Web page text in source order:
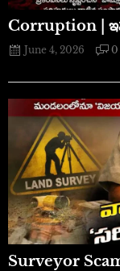
Corruption |
June 4, 2026 0
​Surveyor